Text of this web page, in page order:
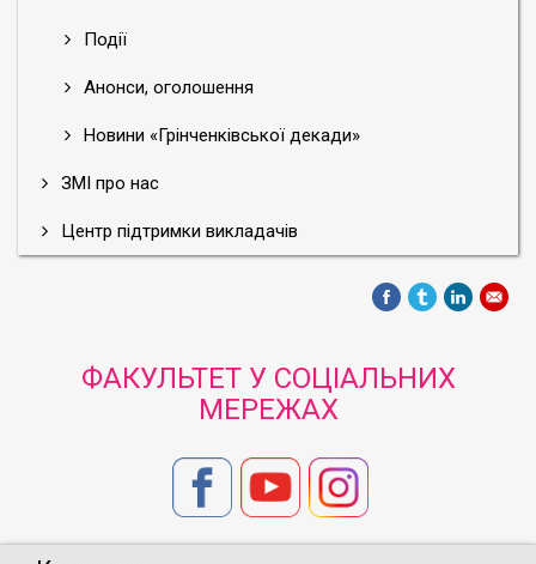
Події
Анонси, оголошення
Новини «Грінченківської декади»
ЗМІ про нас
Центр підтримки викладачів
ФАКУЛЬТЕТ У СОЦІАЛЬНИХ
МЕРЕЖАХ